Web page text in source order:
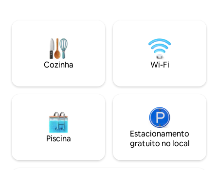
tem elevador e o transporte é fácil 📶
Wi-Fi gratuito 📺 Smart TV ☕ Café
Nespresso e chá de cortesia
ar livre. Devido às
este
pessoas com
Cozinha Wi-Fi
Piscina
Estacionamento
gratuito no local